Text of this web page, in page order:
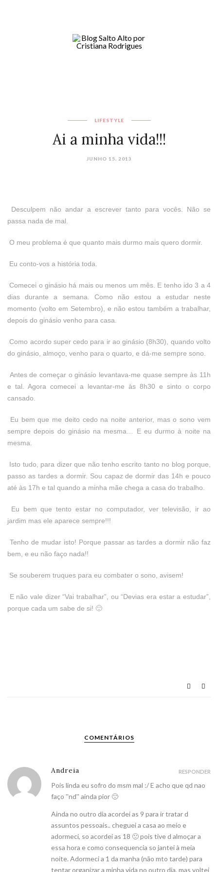
LIFESTYLE
Ai a minha vida!!!
JUNHO 15, 2013
Desculpem não andar a escrever tanto para vocês. Não se
passa nada de mal.
O meu problema é que quanto mais durmo mais quero dormir.
Eu conto-vos a história toda.
Comecei o ginásio há mais ou menos um mês. E tenho ido 3 a 4
dias durante a semana. Como não estou a estudar neste
momento (volto em Setembro), e não estou também a trabalhar,
depois do ginásio venho para casa.
Como acordo super cedo para ir ao ginásio (8h30), quando volto
do ginásio, almoço, venho para o quarto, e dá-me sempre sono.
Antes de começar o ginásio levantava-me quase sempre às 11h
e tal. Agora comecei a levantar-me às 8h30 e sinto o corpo
cansado.
Eu bem que me deito cedo na noite anterior, mas o sono vem
sempre depois do ginásio na mesma… E eu durmo à noite na
mesma.
Isto tudo, para dizer que não tenho escrito tanto no blog porque,
passo as tardes a dormir. Sou capaz de dormir das 14h e pouco
até às 17h e tal quando a minha mãe chega a casa do trabalho.
Eu bem que tento estar no computador, ver televisão, ir ao
jardim mas ele aparece sempre!!!
Tenho de mudar isto! Porque passar as tardes a dormir não faz
bem, e eu não faço nada!!
Se souberem truques para eu combater o sono, avisem!
E não vale dizer “Vai trabalhar”, ou “Devias era estar a estudar”,
porque cada um sabe de si! 🙂
COMENTÁRIOS
Andreia
Pois linda eu sofro do msm mal :/ E acho que qd nao
faço ''nd'' ainda pior 🙁
Ainda no outro dia acordei as 9 para ir tratar d
assuntos pessoais.. cheguei a casa ao meio e
adormeci, so acordei as 18 🙁 pois tive d almoçar a
essa hora e como consequencia so jantei à meia
noite. Adormeci a 1 da manha (não mto tarde) para
tentar organizar a minha vida no outro dia, mas voltei
RESPONDER